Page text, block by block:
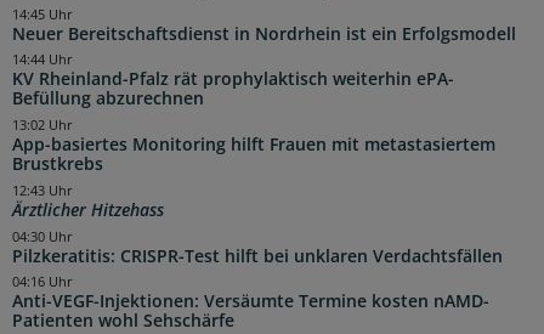
Neuer Bereitschaftsdienst in Nordrhein ist ein Erfolgsmodell
14:45 Uhr
KV Rheinland-Pfalz rät prophylaktisch weiterhin ePA-
Befüllung abzurechnen
14:44 Uhr
App-basiertes Monitoring hilft Frauen mit metastasiertem
Brustkrebs
13:02 Uhr
Ärztlicher Hitzehass
12:43 Uhr
Pilzkeratitis: CRISPR-Test hilft bei unklaren Verdachtsfällen
04:30 Uhr
Anti-VEGF-Injektionen: Versäumte Termine kosten nAMD-
Patienten wohl Sehschärfe
04:16 Uhr